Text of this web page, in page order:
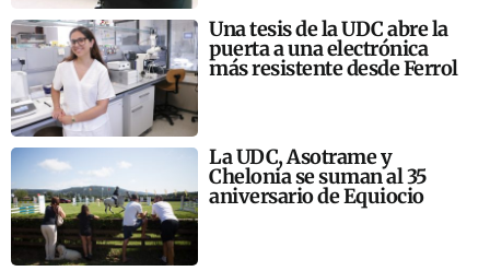
Una tesis de la UDC abre la
puerta a una electrónica
más resistente desde Ferrol
La UDC, Asotrame y
Chelonia se suman al 35
aniversario de Equiocio